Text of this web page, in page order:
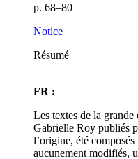
p. 68–80
Notice
Résumé
FR :
Les textes de la
Gabrielle Roy publiés
l’origine, été
aucunement modifiés,